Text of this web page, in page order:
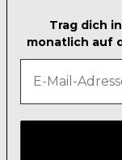
Trag dich
monatlich auf